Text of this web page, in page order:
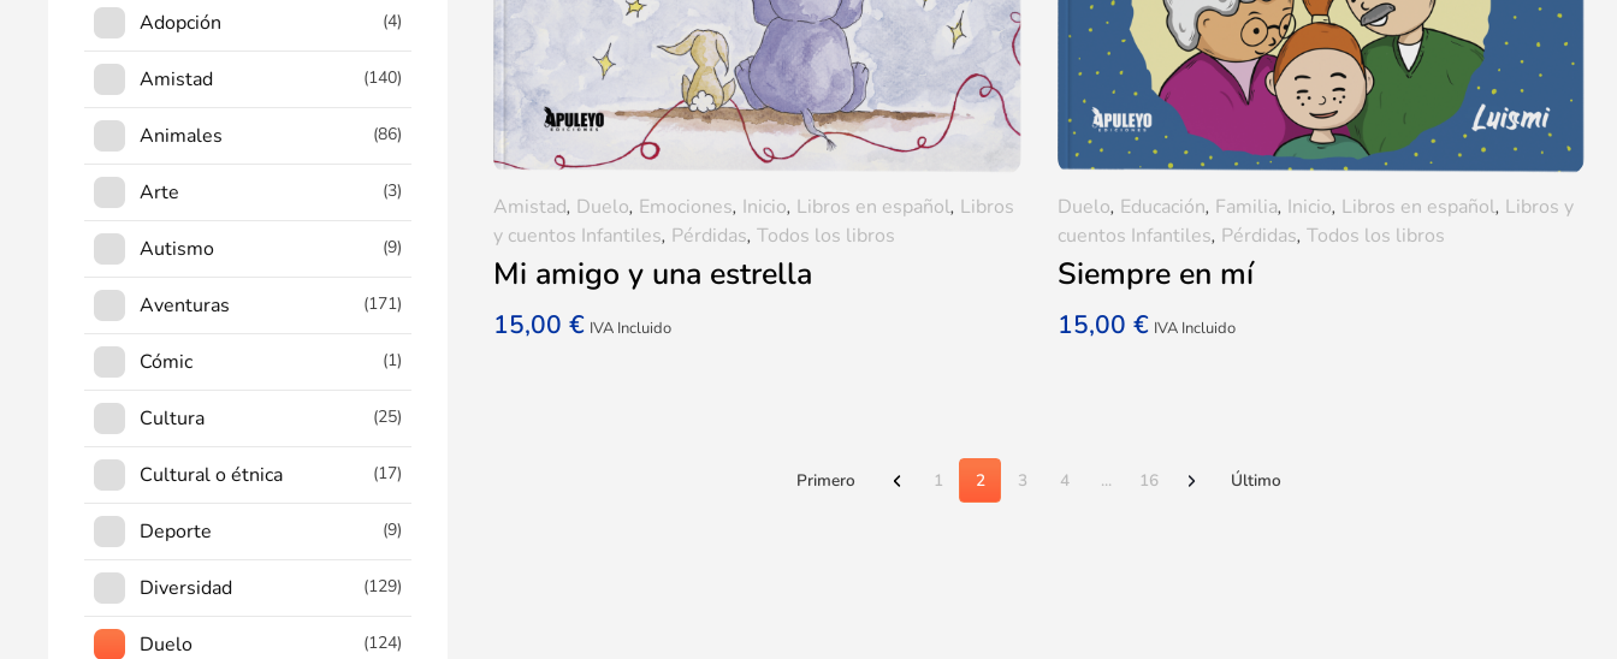
Mi amigo y una estrella
15,00€ IVA Incluido
Amistad, Duelo, Emociones, Inicio, Libros en español, Libros
y cuentos Infantiles, Pérdidas,Todos los libros
Siempre en mí
15,00 € IVA Incluido
Duelo, Educación, Familia, Inicio, Libros en español, Libros y
cuentos Infantiles, Pérdidas, Todos los libros
Primero 1 2 3 4 ... 16 Último
Adopción (4)
Amistad (140)
Animales (86)
Arte (3)
Autismo (9)
Aventuras (171)
Cómic (1)
Cultura (25)
Cultural o étnica (17)
Deporte (9)
Diversidad (129)
Duelo (124)